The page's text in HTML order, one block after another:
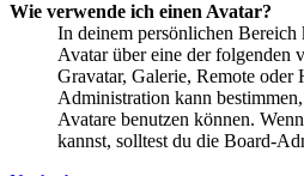
Wie verwende ich einen Avatar?
In deinem persönlichen Bereich
Avatar über eine der folgenden
Gravatar, Galerie, Remote
Administration kann
Avatare benutzen können.
kannst, solltest du die Board-